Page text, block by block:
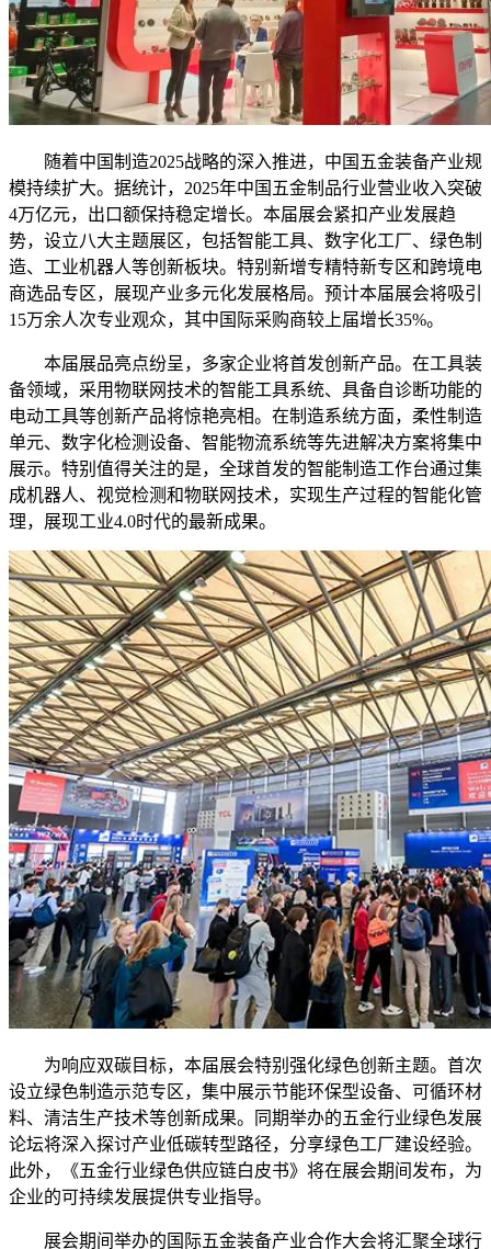
随着中国制造2025战略的深入推进，中国五金装备产业规
模持续扩大。据统计，2025年中国五金制品行业营业收入突破
4万亿元，出口额保持稳定增长。本届展会紧扣产业发展趋
势，设立八大主题展区，包括智能工具、数字化工厂、绿色制
造、工业机器人等创新板块。特别新增专精特新专区和跨境电
商选品专区，展现产业多元化发展格局。预计本届展会将吸引
15万余人次专业观众，其中国际采购商较上届增长35%。
本届展品亮点纷呈，多家企业将首发创新产品。在工具装
备领域，采用物联网技术的智能工具系统、具备自诊断功能的
电动工具等创新产品将惊艳亮相。在制造系统方面，柔性制造
单元、数字化检测设备、智能物流系统等先进解决方案将集中
展示。特别值得关注的是，全球首发的智能制造工作台通过集
成机器人、视觉检测和物联网技术，实现生产过程的智能化管
理，展现工业4.0时代的最新成果。
为响应双碳目标，本届展会特别强化绿色创新主题。首次
设立绿色制造示范专区，集中展示节能环保型设备、可循环材
料、清洁生产技术等创新成果。同期举办的五金行业绿色发展
论坛将深入探讨产业低碳转型路径，分享绿色工厂建设经验。
此外，《五金行业绿色供应链白皮书》将在展会期间发布，为
企业的可持续发展提供专业指导。
展会期间举办的国际五金装备产业合作大会将汇聚全球行